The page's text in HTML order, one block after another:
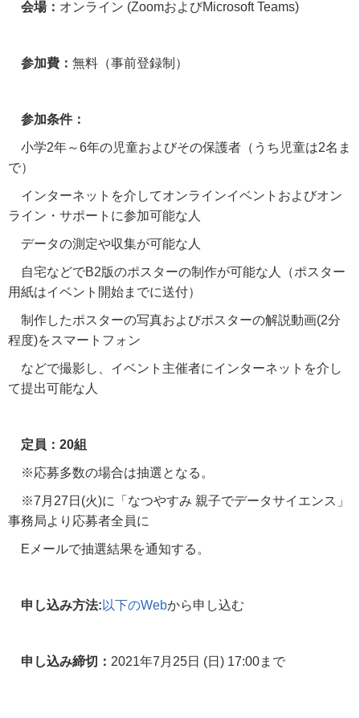
会場： オンライン (ZoomおよびMicrosoft Teams)
参加費： 無料（事前登録制）
参加条件：
小学2年～6年の児童およびその保護者（うち児童は2名ま
で）
インターネットを介してオンラインイベントおよびオン
ライン・サポートに参加可能な人
データの測定や収集が可能な人
自宅などでB2版のポスターの制作が可能な人（ポスター
用紙はイベント開始までに送付）
制作したポスターの写真およびポスターの解説動画(2分
程度)をスマートフォン
などで撮影し、イベント主催者にインターネットを介し
て提出可能な人
定員：20組
※応募多数の場合は抽選となる。
※7 月 27 日 (火)に「なつやすみ 親子でデータサイエンス」
事務局より応募者全員に
Eメールで抽選結果を通知する。
申し込み方法: 以下のWebから申し込む
申し込み締切： 2021年7 月 25日 (日 ) 17:00まで